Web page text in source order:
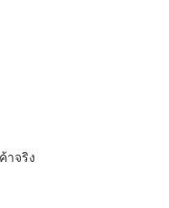
าจริง